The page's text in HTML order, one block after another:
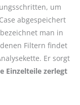
um
abgespeichert
man in
Filtern findet
Er sorgt
Einzelteile zerlegt